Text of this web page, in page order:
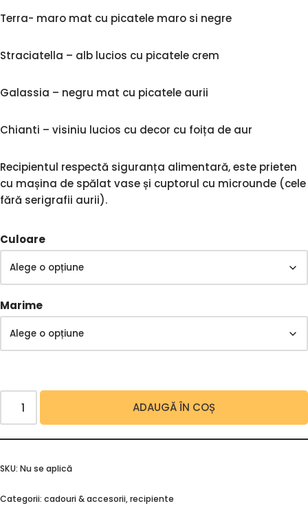
Terra- maro mat cu picatele maro si negre
Straciatella – alb lucios cu picatele crem
Galassia – negru mat cu picatele aurii
Chianti – visiniu lucios cu decor cu foița de aur
Recipientul respectă siguranța alimentară, este prieten
cu mașina de spălat vase și cuptorul cu microunde (cele
fără serigrafii aurii).
Culoare
Marime
ADAUGĂ ÎN COȘ
SKU: Nu se aplică
Categorii: cadouri & accesorii,recipiente